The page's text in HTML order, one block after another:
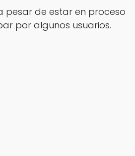
pesar de estar en proceso
por algunos usuarios.